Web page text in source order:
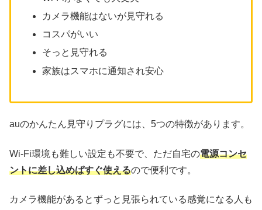
カメラ機能はないが見守れる
コスパがいい
そっと見守れる
家族はスマホに通知され安心
auのかんたん見守りプラグには、5つの特徴があります。
Wi-Fi環境も難しい設定も不要で、ただ自宅の電源コンセ
ントに差し込めばすぐ使えるので便利です。
カメラ機能があるとずっと見張られている感覚になる人も